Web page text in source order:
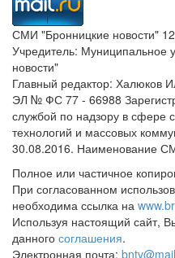
СМИ "Бронницкие новости"
Учредитель: Муниципальное
новости"
Главный редактор: Халюков
ЭЛ № ФС 77 - 66988
службой по надзору в сфере
технологий и массовых
30.08.2016. Наименование
Полное или частичное
При согласованном
необходима ссылка на
Используя настоящий сайт,
данного соглашения.
Электронная почта: